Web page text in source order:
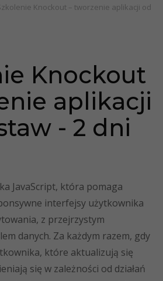
Knockout – tworzenie aplikacji od
Knockout
aplikacji
- 2 dni
JavaScript, która pomaga
interfejsy użytkownika
z przejrzystym
danych. Za każdym razem, gdy
które aktualizują się
się w zależności od działań